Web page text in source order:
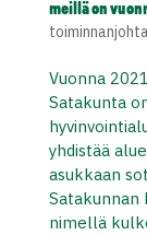
meillä on
Vuonna 2021
Satakunta
yhdistää
asukkaan
Satakunnan
nimellä